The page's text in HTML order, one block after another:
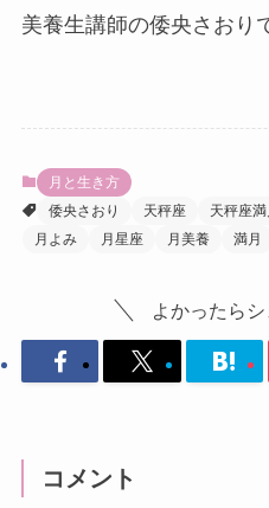
美養生講師の倭央さおり
月と生き方
倭央さおり
天秤座 天秤座満
月よみ
月星座 月美養 満月
よかったらシ
コメント